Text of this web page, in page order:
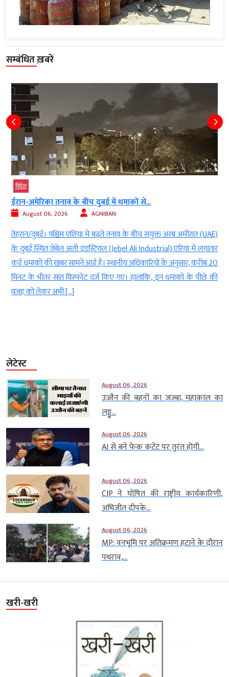
सम्बंधित ख़बरें
विदेश
ईरान-अमेरिका तनाव के बीच दुबई में धमाकों से...
August 06, 2026 AGNIBAN
तेहरान/दुबई। पश्चिम एशिया में बढ़ते तनाव के बीच संयुक्त अरब अमीरात (UAE)
के दुबई स्थित जेबेल अली इंडस्ट्रियल (Jebel Ali Industrial) एरिया में लगातार
कई धमाकों की खबर सामने आई है। स्थानीय अधिकारियों के अनुसार, करीब 20
मिनट के भीतर सात विस्फोट दर्ज किए गए। हालांकि, इन धमाकों के पीछे की
वजह को लेकर अभी […]
लेटेस्ट
August 06, 2026
उज्जैन की बहनों का जज्बा, महाकाल का
लड्डू...
August 06, 2026
AI से बने फेक कंटेंट पर तुरंत होगी...
August 06, 2026
CJP ने घोषित की राष्ट्रीय कार्यकारिणी,
अभिजीत दीपके...
August 06, 2026
MP: वनभूमि पर अतिक्रमण हटाने के दौरान
पथराव,...
खरी-खरी